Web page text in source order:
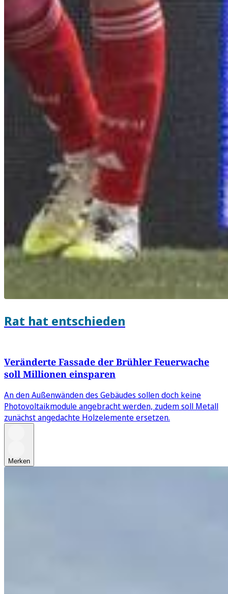
Rat hat entschieden
Veränderte Fassade der Brühler Feuerwache
soll Millionen einsparen
An den Außenwänden des Gebäudes sollen doch keine
Photovoltaikmodule angebracht werden, zudem soll Metall
zunächst angedachte Holzelemente ersetzen.
Merken